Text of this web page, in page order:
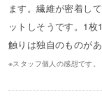
ます。繊維が密着し
ットしそうです。1
触りは独自のものがあ
※スタッフ個人の感想です。